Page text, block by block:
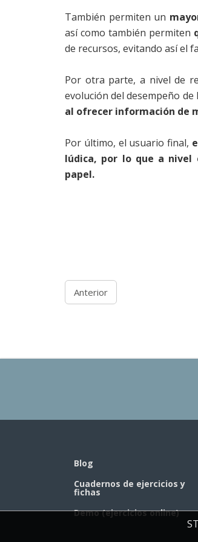
También permiten un
así como también permiten
de recursos, evitando así el
Por otra parte, a nivel de
evolución del desempeño de
al ofrecer información de
Por último, el usuario final,
lúdica, por lo que a
papel.
Anterior
Blog
Cuadernos de ejercicios y
fichas
Demo (ejercicios online)